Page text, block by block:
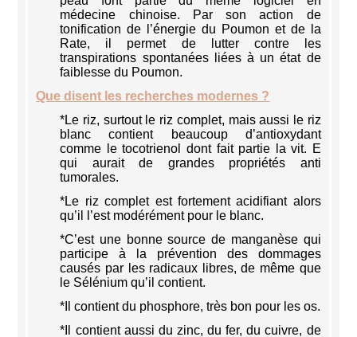
médecine chinoise. Par son action de
tonification de l’énergie du Poumon et de la
Rate, il permet de lutter contre les
transpirations spontanées liées à un état de
faiblesse du Poumon.
Que disent les recherches modernes ?
*Le riz, surtout le riz complet, mais aussi le riz
blanc contient beaucoup d’antioxydant
comme le tocotrienol dont fait partie la vit. E
qui aurait de grandes propriétés anti
tumorales.
*Le riz complet est fortement acidifiant alors
qu’il l’est modérément pour le blanc.
*C’est une bonne source de manganèse qui
participe à la prévention des dommages
causés par les radicaux libres, de même que
le Sélénium qu’il contient.
*Il contient du phosphore, très bon pour les os.
*Il contient aussi du zinc, du fer, du cuivre, de